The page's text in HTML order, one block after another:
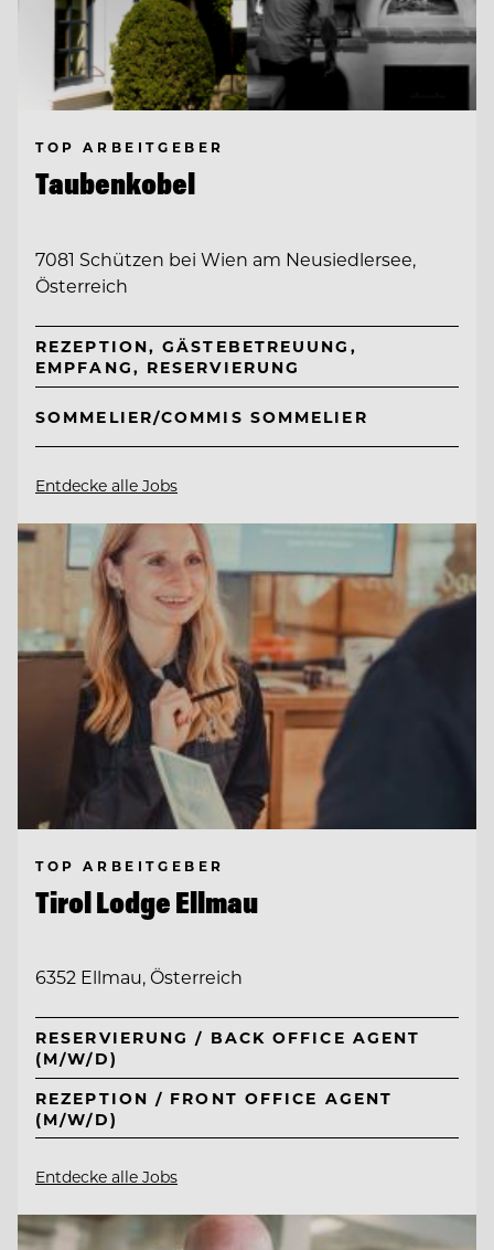
TOP ARBEITGEBER
Taubenkobel
7081 Schützen bei Wien am Neusiedlersee,
Österreich
REZEPTION, GÄSTEBETREUUNG,
EMPFANG, RESERVIERUNG
SOMMELIER/COMMIS SOMMELIER
Entdecke alle Jobs
TOP ARBEITGEBER
Tirol Lodge Ellmau
6352 Ellmau, Österreich
RESERVIERUNG / BACK OFFICE AGENT
(M/W/D)
REZEPTION / FRONT OFFICE AGENT
(M/W/D)
Entdecke alle Jobs